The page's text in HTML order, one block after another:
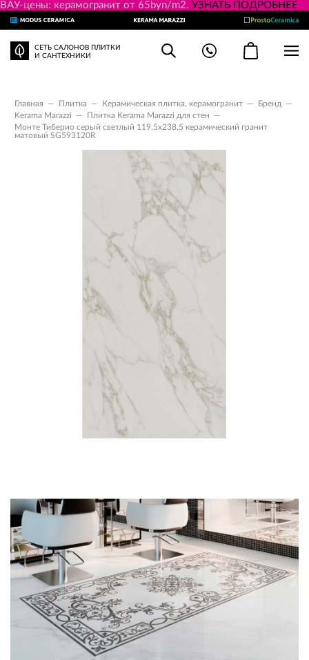
ВАУ-цены: керамогранит от 65byn/m2. УЗНАТЬ ПОДРОБНЕЕ
СЕТЬ САЛОНОВ ПЛИТКИ
И САНТЕХНИКИ
Главная — Плитка — Керамическая плитка, керамогранит — Бренд
—
Kerama Marazzi
— Плитка Kerama Marazzi для стен
—
Монте Тиберио серый светлый 119,5x238,5 керамический гранит
матовый SG593120R